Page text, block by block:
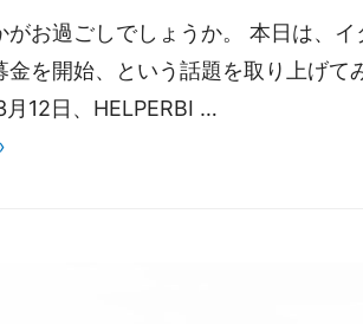
がお過ごしでしょうか。 本日は、
金を開始、という話題を取り上げ
12日、HELPERBI …